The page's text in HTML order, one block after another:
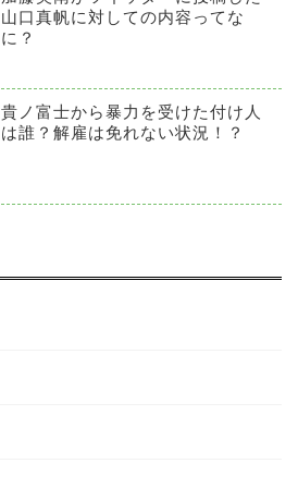
山口真帆に対しての内容ってな
に？
貴ノ富士から暴力を受けた付け人
は誰？解雇は免れない状況！？